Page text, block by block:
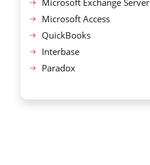
Microsoft Access
QuickBooks
Interbase
Paradox